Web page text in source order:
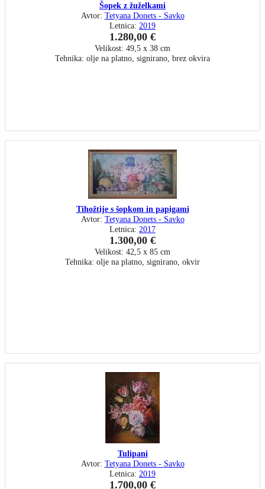
Šopek z žuželkami
Avtor: Tetyana Donets - Savko
Letnica: 2019
1.280,00 €
Velikost: 49,5 x 38 cm
Tehnika: olje na platno, signirano, brez okvira
Tihožtije s šopkom in papigami
Avtor: Tetyana Donets - Savko
Letnica: 2017
1.300,00 €
Velikost: 42,5 x 85 cm
Tehnika: olje na platno, signirano, okvir
Tulipani
Avtor: Tetyana Donets - Savko
Letnica: 2019
1.700,00 €